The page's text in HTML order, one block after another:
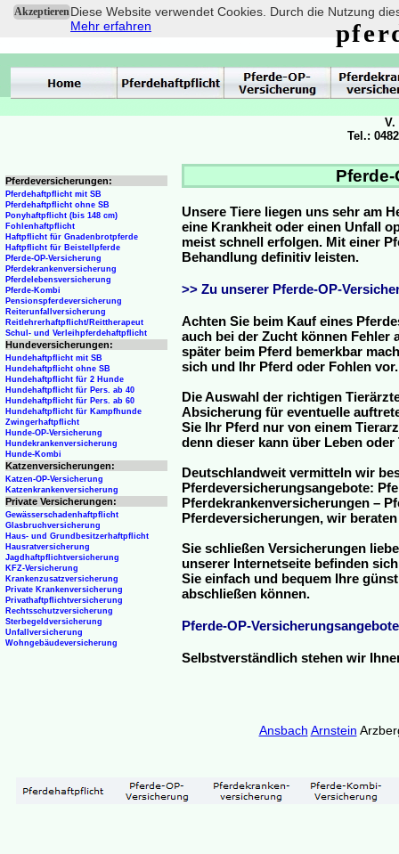
AkzeptierenDiese Website verwendet Cookies. Durch die Nutzung
Mehr erfahren
Unsere Tiere liegen uns sehr am
eine Krankheit oder einen Unfall
meist schnell erfolgen. Mit einer
Behandlung definitiv leisten.
>> Zu unserer Pferde-OP-
Achten Sie beim Kauf eines
auch bei der Zucht können Fehler
später beim Pferd bemerkbar
sich und Ihr Pferd oder Fohlen vor.
Die Auswahl der richtigen
Absicherung für eventuelle
Sie Ihr Pferd nur von einem
denn dieser kann über Leben
Deutschlandweit vermitteln wir
Pferdeversicherungsangebote:
Pferdekrankenversicherungen –
Pferdeversicherungen, wir
Sie schließen Versicherungen
unserer Internetseite befinden
Sie einfach und bequem Ihre
abschließen können.
Pferde-OP-Versicherungsangebote
Selbstverständlich stehen wir
Pferdeversicherungen:
Pferdehaftpflicht mit SB
Pferdehaftpflicht ohne SB
Ponyhaftpflicht (bis 148 cm)
Fohlenhaftpflicht
Haftpflicht für Gnadenbrotpferde
Haftpflicht für Beistellpferde
Pferde-OP-Versicherung
Pferdekrankenversicherung
Pferdelebensversicherung
Pferde-Kombi
Pensionspferdeversicherung
Reiterunfallversicherung
Reitlehrerhaftpflicht/Reittherapeut
Schul- und Verleihpferdehaftpflicht
Hundeversicherungen:
Hundehaftpflicht mit SB
Hundehaftpflicht ohne SB
Hundehaftpflicht für 2 Hunde
Hundehaftpflicht für Pers. ab 40
Hundehaftpflicht für Pers. ab 60
Hundehaftpflicht für Kampfhunde
Zwingerhaftpflicht
Hunde-OP-Versicherung
Hundekrankenversicherung
Hunde-Kombi
Katzenversicherungen:
Katzen-OP-Versicherung
Katzenkrankenversicherung
Private Versicherungen:
Gewässerschadenhaftpflicht
Glasbruchversicherung
Haus- und Grundbesitzerhaftpflicht
Hausratversicherung
Jagdhaftpflichtversicherung
KFZ-Versicherung
Krankenzusatzversicherung
Private Krankenversicherung
Privathaftpflichtversicherung
Rechtsschutzversicherung
Sterbegeldversicherung
Unfallversicherung
Wohngebäudeversicherung
V.
Tel.:
Ansbach Arnstein